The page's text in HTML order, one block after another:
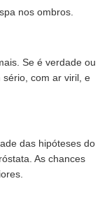
nos ombros.
Se é verdade ou
com ar viril, e
das hipóteses do
As chances